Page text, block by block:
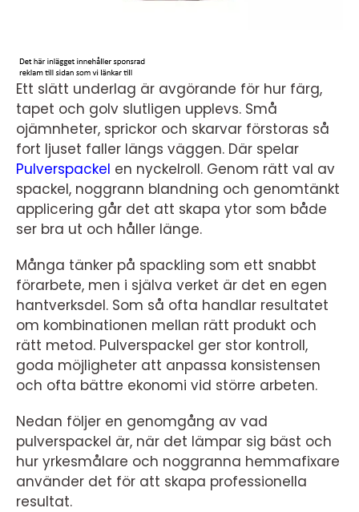
Ett slätt underlag är avgörande för hur färg,
tapet och golv slutligen upplevs. Små
ojämnheter, sprickor och skarvar förstoras så
fort ljuset faller längs väggen. Där spelar
Pulverspackel en nyckelroll. Genom rätt val av
spackel, noggrann blandning och genomtänkt
applicering går det att skapa ytor som både
ser bra ut och håller länge.
Många tänker på spackling som ett snabbt
förarbete, men i själva verket är det en egen
hantverksdel. Som så ofta handlar resultatet
om kombinationen mellan rätt produkt och
rätt metod. Pulverspackel ger stor kontroll,
goda möjligheter att anpassa konsistensen
och ofta bättre ekonomi vid större arbeten.
Nedan följer en genomgång av vad
pulverspackel är, när det lämpar sig bäst och
hur yrkesmålare och noggranna hemmafixare
använder det för att skapa professionella
resultat.